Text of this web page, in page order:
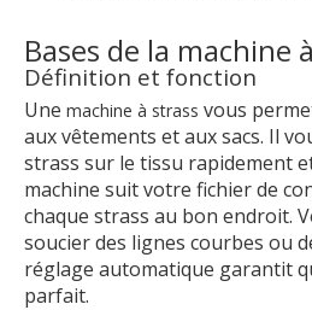
Bases de la machine
Définition et fonction
Une machine à strass vous
aux vêtements et aux sacs. Il
strass sur le tissu rapidement
machine suit votre fichier de
chaque strass au bon endroit.
soucier des lignes courbes ou
réglage automatique garantit
parfait.